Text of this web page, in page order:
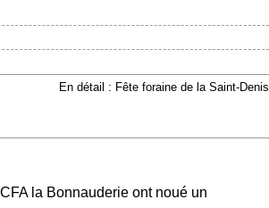
En détail : Fête foraine de la Saint-Denis
la Bonnauderie ont noué un